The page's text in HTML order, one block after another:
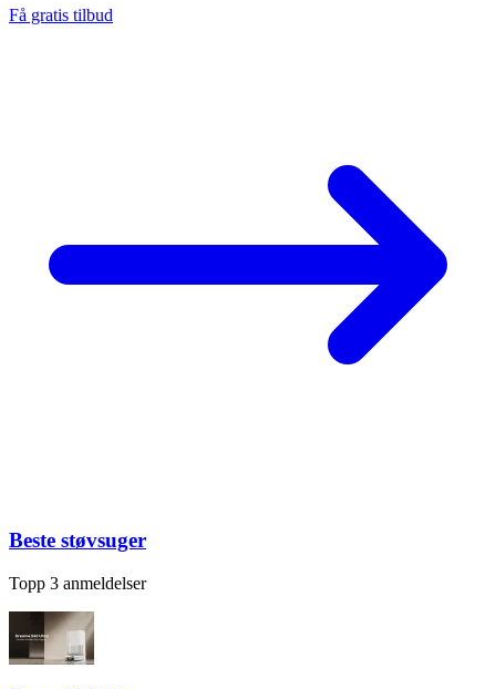
Få gratis tilbud
Beste støvsuger
Topp 3 anmeldelser